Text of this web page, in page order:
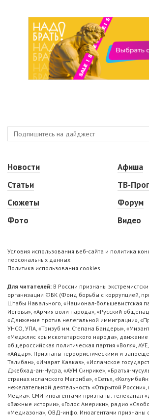
Новости
Статьи
Сюжеты
Фото
Афиша
ТВ-
Форум
Видео
Условия использования веб-сайта и политика
персональных данных
Политика использования cookies
Для читателей: В России признаны
организации ФБК (Фонд борьбы с коррупцией,
Штабы Навального, «Национал-большевистская
Иеговы», «Армия воли народа», «Русский
«Движение против нелегальной иммиграции»,
УНСО, УПА, «Тризуб им. Степана Бандеры»,
«Меджлис крымскотатарского народа», движение
общероссийская политическая партия «Воля»,
«Айдар». Признаны террористическими и
Талибан», «Имарат Кавказ», «Исламское
Джебхад-ан-Нусра, «АУМ Синрике», «Братья-
странах исламского Магриба», «Сеть»,
нежелательной деятельность «Открытой
Медиа». СМИ-иноагентами признаны: телеканал
«Важные истории», «Голос Америки», радио
«Медиазона», ОВД-инфо. Иноагентами признаны